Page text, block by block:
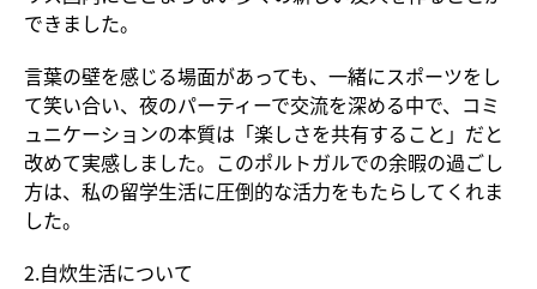
できました。
言葉の壁を感じる場面があっても、一緒にスポーツをし
て笑い合い、夜のパーティーで交流を深める中で、コミ
ュニケーションの本質は「楽しさを共有すること」だと
改めて実感しました。このポルトガルでの余暇の過ごし
方は、私の留学生活に圧倒的な活力をもたらしてくれま
した。
2.自炊生活について